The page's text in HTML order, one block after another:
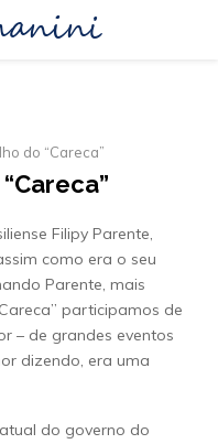
do “Careca”
Filipy Parente,
como era o seu
Parente, mais
participamos de
– de grandes eventos
dizendo, era uma
do governo do